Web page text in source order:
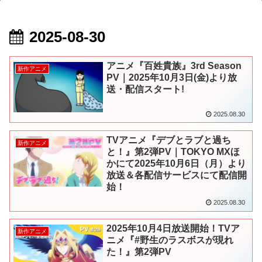
2025-08-30
新作アニメ
アニメ『百姓貴族』3rd Season
PV｜2025年10月3日(金)より放
送・配信スタート!
2025.08.30
新作アニメ
TVアニメ『デブとラブと過ち
と！』第2弾PV｜TOKYO MXほ
かにて2025年10月6日（月）より
放送＆各配信サービスにて配信開
始！
2025.08.30
新作アニメ
2025年10月4日放送開始！TVア
ニメ『#野生のラスボスが現れ
た！』第2弾PV